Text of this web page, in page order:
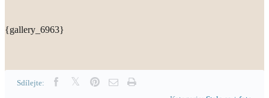
{gallery_6963}
Sdílejte: